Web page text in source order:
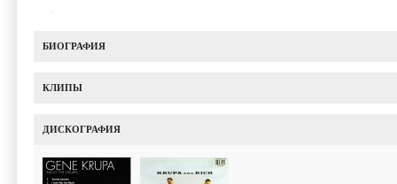
БИОГРАФИЯ
КЛИПЫ
ДИСКОГРАФИЯ